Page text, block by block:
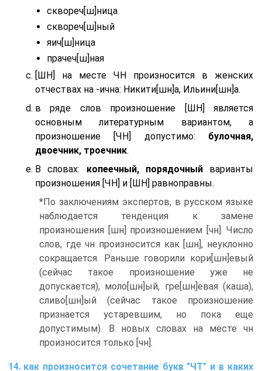
сквореч[ш]ница
сквореч[ш]ный
яич[ш]ница
прачеч[ш]ная
[ШН] на месте ЧН произносится в женских
отчествах на -ична: Никити[шн]а, Ильини[шн]а.
в ряде слов произношение [ШН] является
основным литературным вариантом, а
произношение [ЧН] допустимо: булочная,
двоечник, троечник.
В словах: копеечный, порядочныйварианты
произношения [ЧН] и [ШН] равноправны.
*По заключениям экспертов, в русском языке
наблюдается тенденция к замене
произношения [шн] произношением [чн]. Число
слов, где чн произносится как [шн], неуклонно
сокращается. Раньше говорили кори[шн]евый
(сейчас такое произношение уже не
допускается), моло[шн]ый, гре[шн]евая (каша),
сливо[шн]ый (сейчас такое произношение
признается устаревшим, но пока еще
допустимым). В новых словах на месте чн
произносится только [чн].
как произносится сочетание букв "ЧТ" и в каких